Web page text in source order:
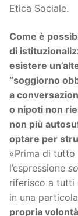
Etica Sociale.
Come è
di
esistere
“soggiorno
a
o nipoti non
non più
optare per
«Prima di
l’espressione
riferisco a tutti
in una
propria